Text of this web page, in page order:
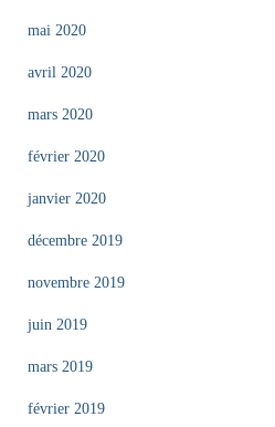
mai 2020
avril 2020
mars 2020
février 2020
janvier 2020
décembre 2019
novembre 2019
juin 2019
mars 2019
février 2019